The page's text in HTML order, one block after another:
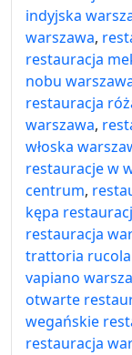
indyjska
warszawa,
restauracja
nobu
restauracja
warszawa,
włoska
restauracje w
centrum,
kępa
restauracja
trattoria
vapiano
otwarte
wegańskie
restauracja